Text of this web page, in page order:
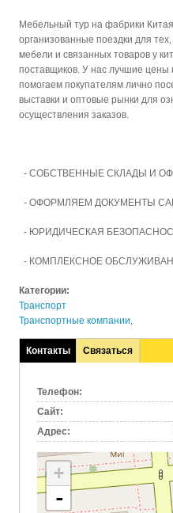
Мебельный тур на фабрики
организованные поездки для
мебели и связанных товаров у
поставщиков. У нас лучшие
помогаем покупателям лично
выставки и оптовые рынки для
осуществления заказов.
- СОБСТВЕННЫЕ СКЛАДЫ И
- ОФОРМЛЯЕМ ДОКУМЕНТЫ
- ЮРИДИЧЕСКАЯ
- КОМПЛЕКСНОЕ
Категории:
Транспорт
Транспортные компании,
Контакты
(активная
Связаться
Телефон:
Сайт:
Адрес:
+
-